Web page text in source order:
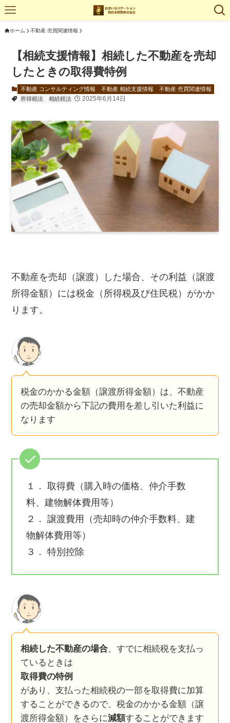
ホーム 不動産 売買関連情報
【相続支援情報】相続した不動産を売却
したときの取得費特例
不動産 コンサルティング情報 不動産 相続支援情報
不動産 売買関連情報
所得税法
相続税法 2025年6月14日
不動産を売却（譲渡）した場合、その利益（譲渡
所得金額）には税金（所得税及び住民税）がかか
ります。
税金のかかる金額（譲渡所得金額）は、不動産
の売却金額から下記の費用を差し引いた利益に
なります
１． 取得費（購入時の価格、仲介手数
料、建物解体費用等）
２． 譲渡費用（売却時の仲介手数料、建
物解体費用等）
３． 特別控除
相続した不動産の場合、すでに相続税を支払っ
ているときは
取得費の特例
があり、支払った相続税の一部を取得費に加算
することができるので、税金のかかる金額（譲
渡所得金額）をさらに減額することができます